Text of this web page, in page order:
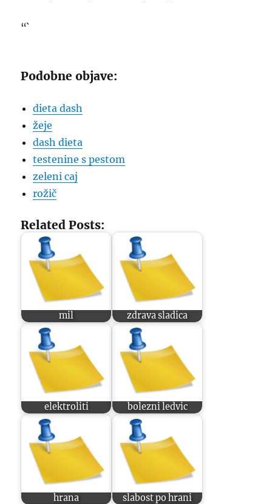
“`
Podobne objave:
dieta dash
žeje
dash dieta
testenine s pestom
zeleni caj
rožič
Related Posts:
mil zdrava sladica
elektroliti bolezni ledvic
hrana slabost po hrani